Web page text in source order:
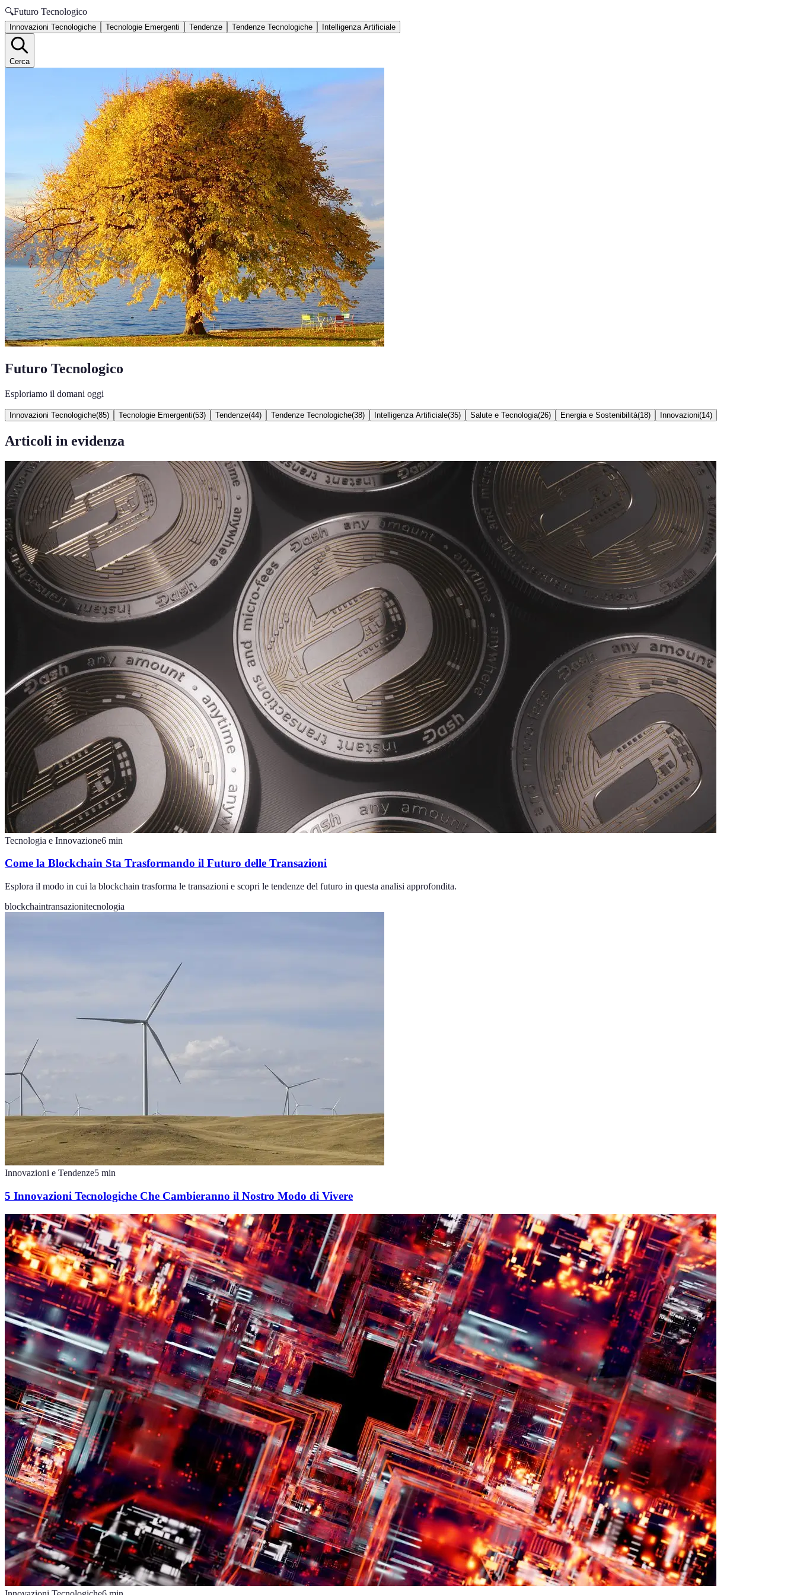
🔍Futuro Tecnologico
Innovazioni Tecnologiche Tecnologie Emergenti Tendenze Tendenze Tecnologiche Intelligenza Artificiale
Cerca
Futuro Tecnologico
Esploriamo il domani oggi
Innovazioni Tecnologiche(85) Tecnologie Emergenti(53) Tendenze(44) Tendenze Tecnologiche(38) Intelligenza Artificiale(35) Salute e Tecnologia(26) Energia e Sostenibilità(18) Innovazioni(14)
Articoli in evidenza
Tecnologia e Innovazione6 min
Come la Blockchain Sta Trasformando il Futuro delle Transazioni
Esplora il modo in cui la blockchain trasforma le transazioni e scopri le tendenze del futuro in questa analisi approfondita.
blockchaintransazionitecnologia
Innovazioni e Tendenze5 min
5 Innovazioni Tecnologiche Che Cambieranno il Nostro Modo di Vivere